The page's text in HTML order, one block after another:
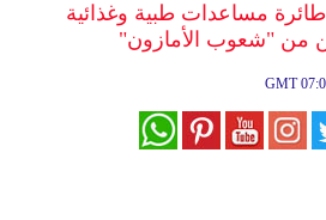
مساعدات طبية وغذائية
من "شعوب الأمازون"
GMT